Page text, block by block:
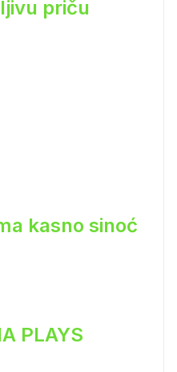
priču
kasno sinoć
PLAYS